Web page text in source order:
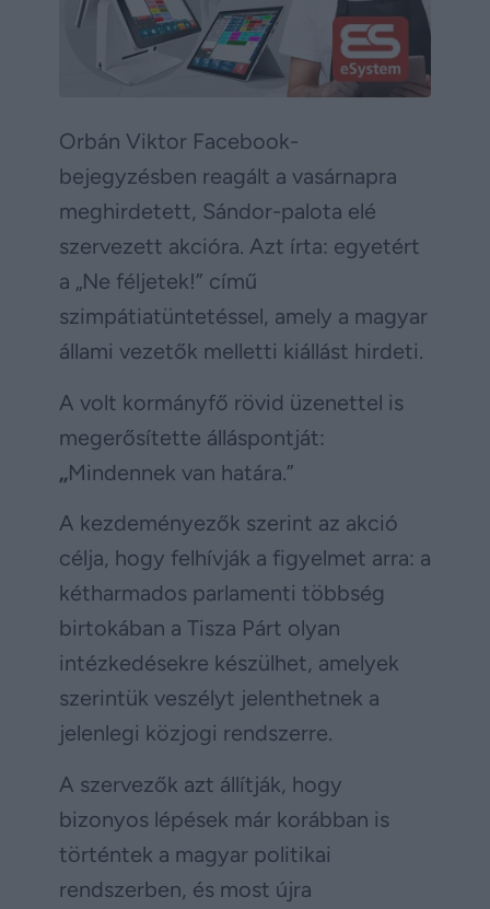
Orbán Viktor Facebook-
bejegyzésben reagált a vasárnapra
meghirdetett, Sándor-palota elé
szervezett akcióra. Azt írta: egyetért
a „Ne féljetek!” című
szimpátiatüntetéssel, amely a magyar
állami vezetők melletti kiállást hirdeti.
A volt kormányfő rövid üzenettel is
megerősítette álláspontját:
„Mindennek van határa.”
A kezdeményezők szerint az akció
célja, hogy felhívják a figyelmet arra: a
kétharmados parlamenti többség
birtokában a Tisza Párt olyan
intézkedésekre készülhet, amelyek
szerintük veszélyt jelenthetnek a
jelenlegi közjogi rendszerre.
A szervezők azt állítják, hogy
bizonyos lépések már korábban is
történtek a magyar politikai
rendszerben, és most újra